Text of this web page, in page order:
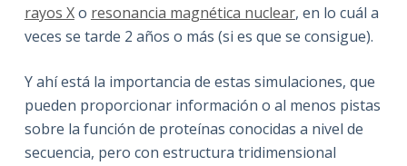
rayos Xo resonancia magnética nuclear, en lo cuál a
veces se tarde 2 años o más (si es que se consigue).
Y ahí está la importancia de estas simulaciones, que
pueden proporcionar información o al menos pistas
sobre la función de proteínas conocidas a nivel de
secuencia, pero con estructura tridimensional